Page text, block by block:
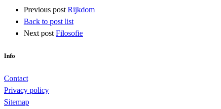
Previous post Rijkdom
Back to post list
Next post Filosofie
Info
Contact
Privacy policy
Sitemap